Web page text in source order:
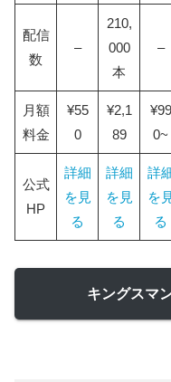
ゴールデン・サー
キングスマンは
トの公開日
映画「キングスマ
配信
数
–
210,
000
本
–
月額
料金
¥55
0
¥2,1
89
¥99
0~
公式
HP
詳細
を見
る
詳細
を見
る
詳
を
る
キングスマ